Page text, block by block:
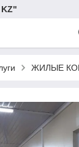
KZ"
ЖИЛЫЕ